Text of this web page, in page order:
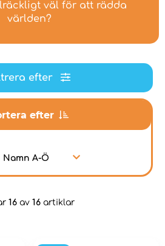
väl för att rädda
världen?
efter
efter
Namn A-Ö
16 av 16 artiklar